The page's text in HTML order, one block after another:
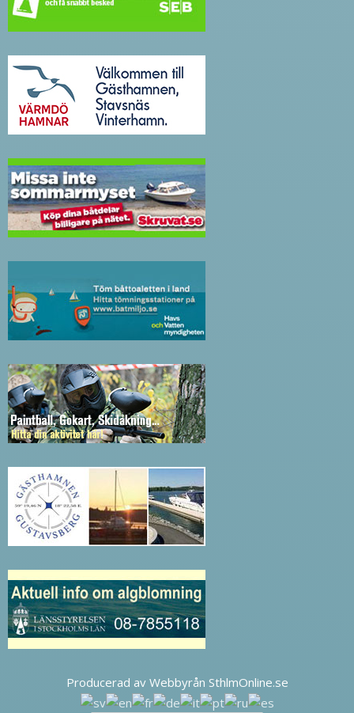
Producerad av Webbyrån SthlmOnline.se